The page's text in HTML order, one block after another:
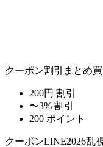
クーポン割引 まとめ買
200円 割引
〜3% 割引
200 ポイント
クーポンLINE2026乱